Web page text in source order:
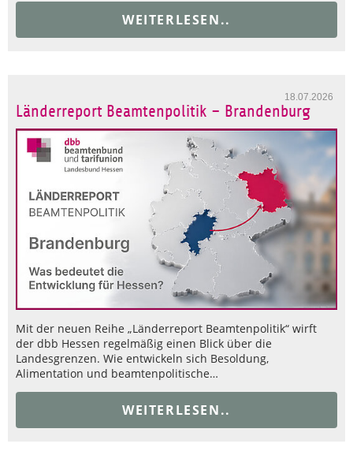
WEITERLESEN..
18.07.2026
Länderreport Beamtenpolitik – Brandenburg
Mit der neuen Reihe „Länderreport Beamtenpolitik“ wirft
der dbb Hessen regelmäßig einen Blick über die
Landesgrenzen. Wie entwickeln sich Besoldung,
Alimentation und beamtenpolitische…
WEITERLESEN..